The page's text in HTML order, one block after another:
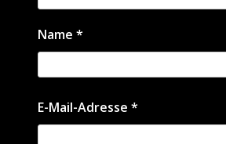
Name *
E-Mail-Adresse *